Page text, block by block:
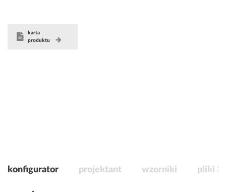
karta
produktu
konfigurator projektant wzorniki pliki